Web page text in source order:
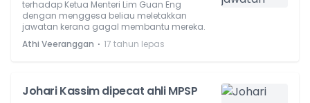
terhadap Ketua Menteri Lim Guan Eng
dengan menggesa beliau meletakkan
jawatan kerana gagal membantu mereka.
Athi Veeranggan ⋅ 17 tahun lepas
Johari Kassim dipecat ahli MPSP